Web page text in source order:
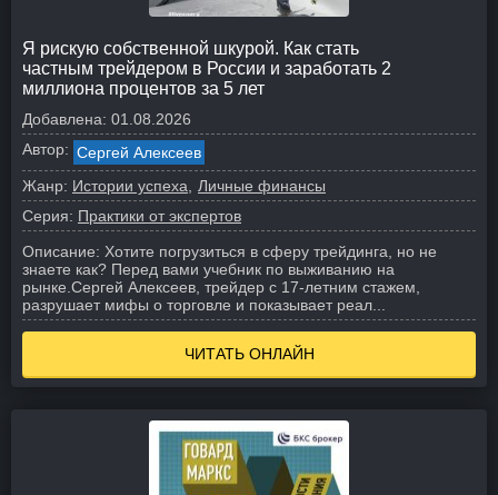
Я рискую собственной шкурой. Как стать
частным трейдером в России и заработать 2
миллиона процентов за 5 лет
Добавлена: 01.08.2026
Автор: Сергей Алексеев
Жанр: Истории успеха
Личные финансы
Серия: Практики от экспертов
Описание: Хотите погрузиться в сферу трейдинга, но не
знаете как? Перед вами учебник по выживанию на
рынке. Сергей Алексеев, трейдер с 17-летним стажем,
разрушает мифы о торговле и показывает реал...
ЧИТАТЬ ОНЛАЙН